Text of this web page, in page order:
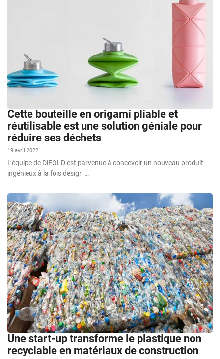
Cette bouteille en origami pliable et
réutilisable est une solution géniale pour
réduire ses déchets
19 avril 2022
L’équipe de DiFOLD est parvenue à concevoir un nouveau produit
ingénieux à la fois design …
Une start-up transforme le plastique non
recyclable en matériaux de construction